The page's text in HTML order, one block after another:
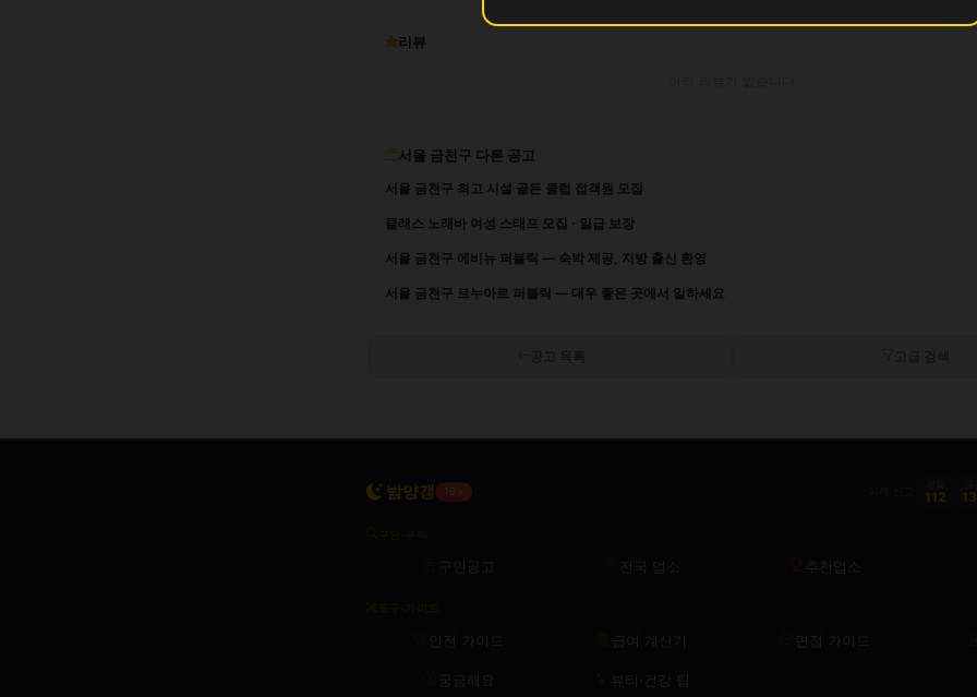
리뷰
서울 금천구 다른 공고
서울 금천구 최고 시설 골든 클럽 접객원 모집
클래스 노래바 여성 스태프 모집 · 일급 보장
서울 금천구 에비뉴 퍼블릭 — 숙박 제공, 지방 출신 환영
서울 금천구 르누아르 퍼블릭 — 대우 좋은 곳에서 일하세요
밤양갱 19+ 112
구인공고 전국 업소 추천업소
안전 가이드 급여 계산기 면접 가이드
궁금해요 뷰티·건강 팁